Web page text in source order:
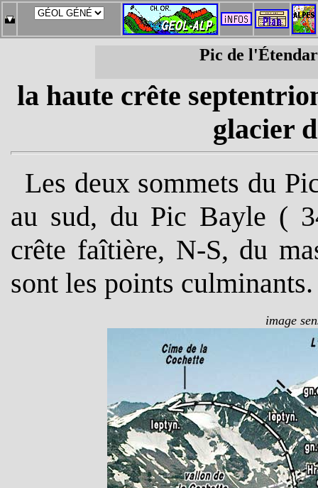
Pic de
la haute crête
glacier
Les deux sommets du
au sud, du Pic Bayle (
crête faîtière, N-S, du
sont les points culminants.
image